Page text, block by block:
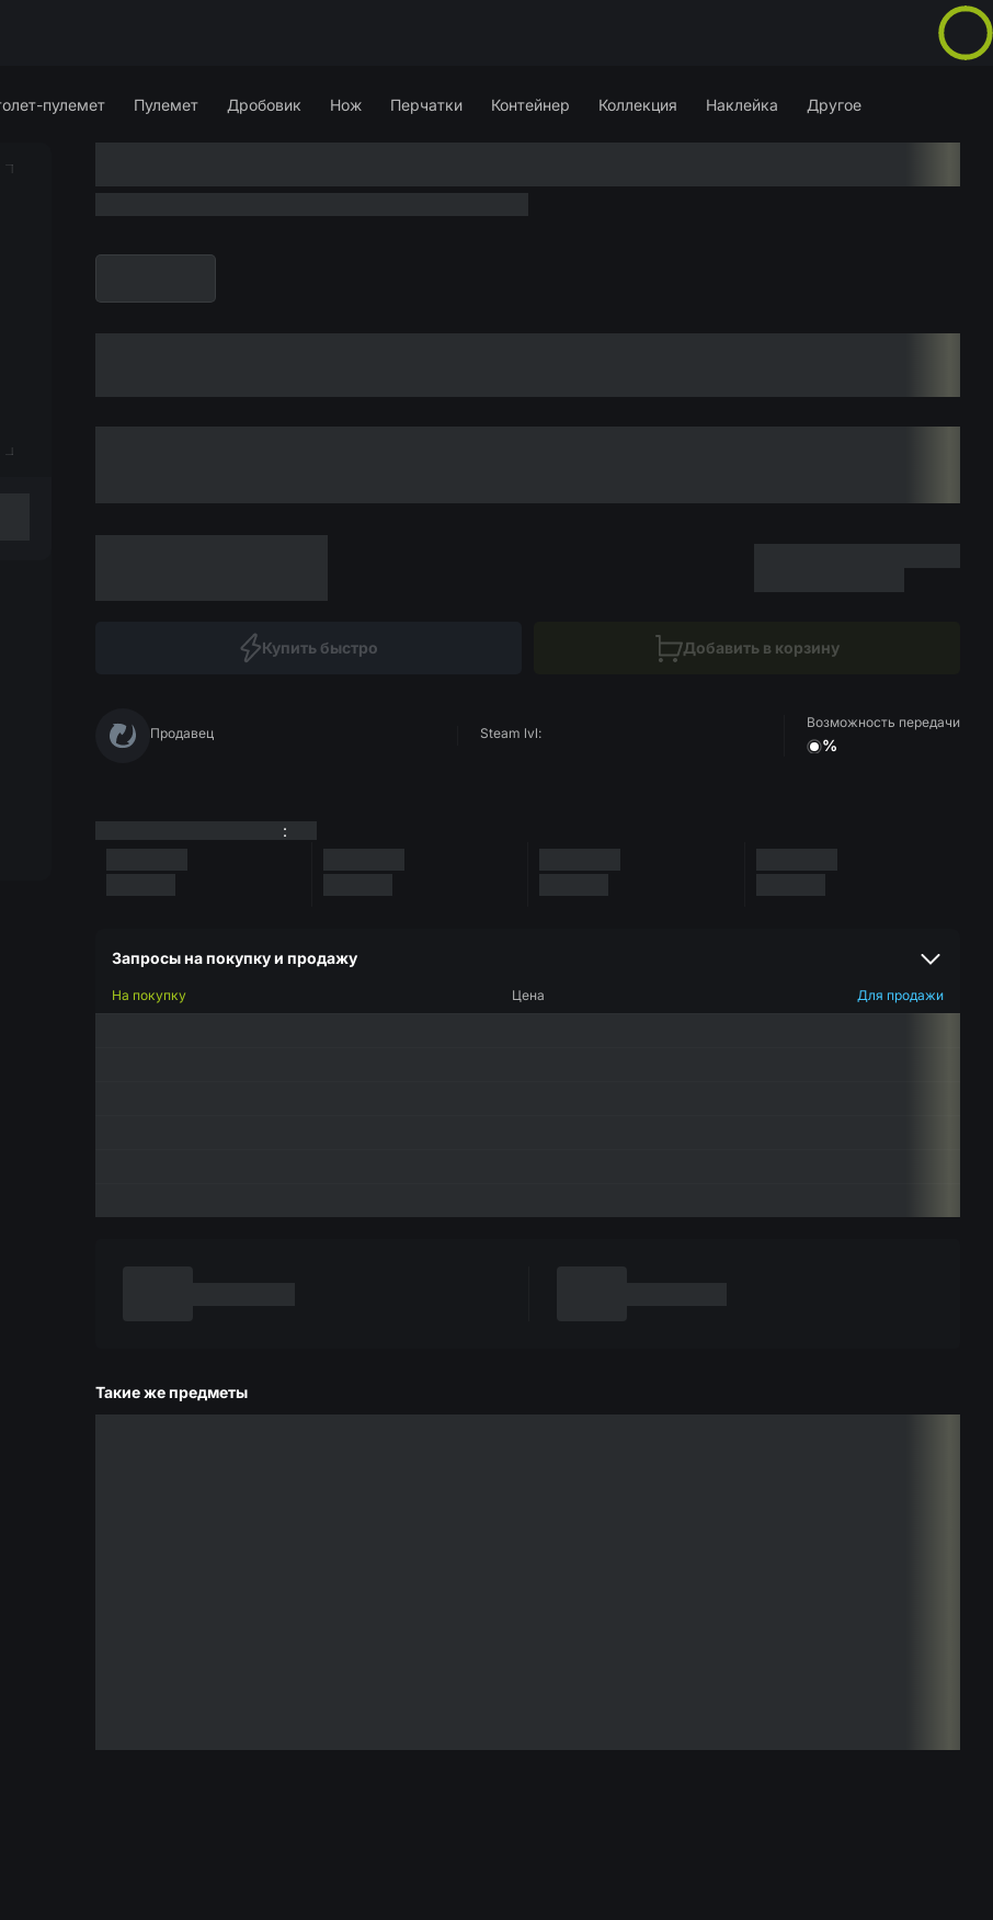
пулемет Пулемет Дробовик Нож Перчатки Контейнер Коллекция Наклейка Другое
Купить быстро Добавить в корзину
Продавец Steam lvl:
Возможность передачи
%
:
Запросы на покупку и продажу
На покупку Цена Для продажи
Такие же предметы